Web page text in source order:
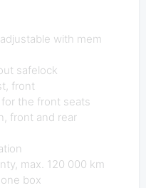
with mem
safelock
front
the front seats
front and rear
max. 120 000 km
box